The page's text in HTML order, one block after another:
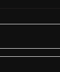
Gönder